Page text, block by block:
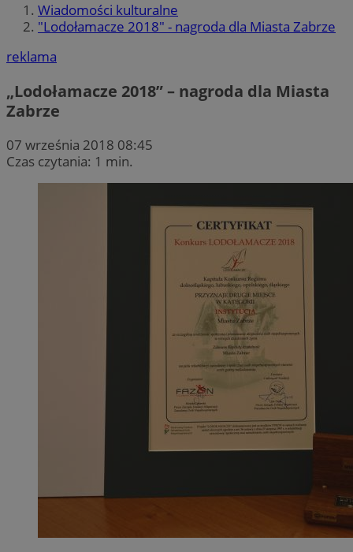
Wiadomości kulturalne
"Lodołamacze 2018" - nagroda dla Miasta Zabrze
reklama
„Lodołamacze 2018” – nagroda dla Miasta
Zabrze
07 września 2018 08:45
Czas czytania: 1 min.